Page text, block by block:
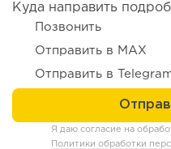
Отзыв SSL-сертификатов
Куда направить
Позвонить
Отправить в MAX
Отправить в
Я даю согласие на
Политики обработки